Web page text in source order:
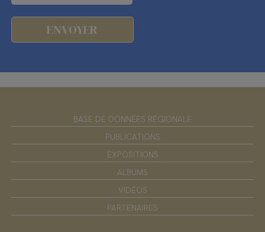
BASE DE DONNÉES RÉGIONALE
PUBLICATIONS
EXPOSITIONS
ALBUMS
VIDÉOS
PARTENAIRES